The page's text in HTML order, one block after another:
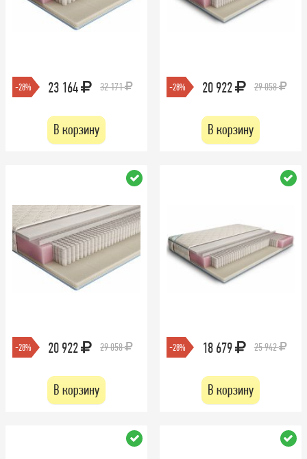
-28% 23 164 32 171
В корзину
-28% 20 922 29 058
В корзину
-28% 20 922 29 058
В корзину
-28% 18 679 25 942
В корзину